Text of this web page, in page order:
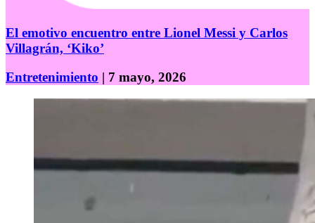
El emotivo encuentro entre Lionel Messi y Carlos
Villagrán, ‘Kiko’
Entretenimiento | 7 mayo, 2026